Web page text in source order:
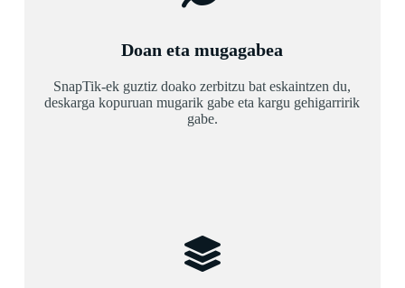
Doan eta mugagabea
SnapTik-ek guztiz doako zerbitzu bat eskaintzen du,
deskarga kopuruan mugarik gabe eta kargu gehigarririk
gabe.